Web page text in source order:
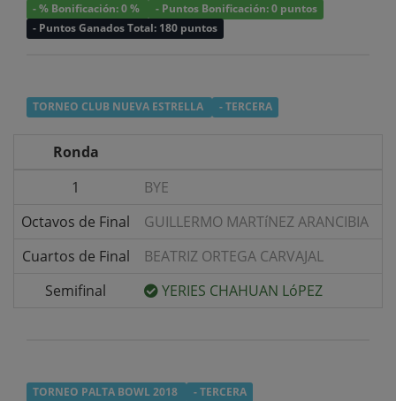
- % Bonificación: 0 %
- Puntos Bonificación: 0 puntos
- Puntos Ganados Total: 180 puntos
TORNEO CLUB NUEVA ESTRELLA - TERCERA
Ronda
1
BYE
Octavos de Final
GUILLERMO MARTíNEZ ARANCIBIA
Cuartos de Final
BEATRIZ ORTEGA CARVAJAL
Semifinal
YERIES CHAHUAN LóPEZ
TORNEO PALTA BOWL 2018 - TERCERA